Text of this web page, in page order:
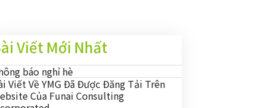
Viết Mới Nhất
báo nghỉ hè
Viết Về YMG Đã Được Đăng Tải Trên
Của Funai Consulting